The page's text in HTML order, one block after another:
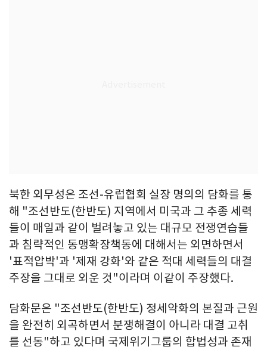
북한 외무성은 조선-유럽협회 실장 명의의 담화를 통
해 "조선반도(한반도) 지역에서 미국과 그 추종 세력
들이 매일과 같이 벌려놓고 있는 대규모 전쟁연습들
과 침략적인 동맹확장책동에 대해서는 외면하면서
'표적압박'과 '제재 강화'와 같은 적대 세력들의 대결
주장을 그대로 외운 것"이라며 이같이 주장했다.
담화문은 "조선반도(한반도) 정세악화의 본질과 근원
을 완전히 외곡하면서 분쟁해결이 아니라 대결 고취
를 선동"하고 있다며 국제위기그룹의 합법성과 존재